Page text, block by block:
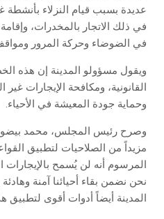
عديدة بسبب قيام النزلاء بأنشطة
في ذلك الاتجار بالمخدرات،
في الضوضاء وحركة المرور
ويقول مسؤولو المدينة إن هذه
وحماية جودة المعيشة في الأحياء.
وصرح رئيس المجلس، محمد
مزيداً من الصلاحيات لتطبيق
المرسوم أنه لن يُسمح
نحن نضمن بقاء أحيائنا آمنة
المدينة أيضاً أدوات أقوى لتطبيق